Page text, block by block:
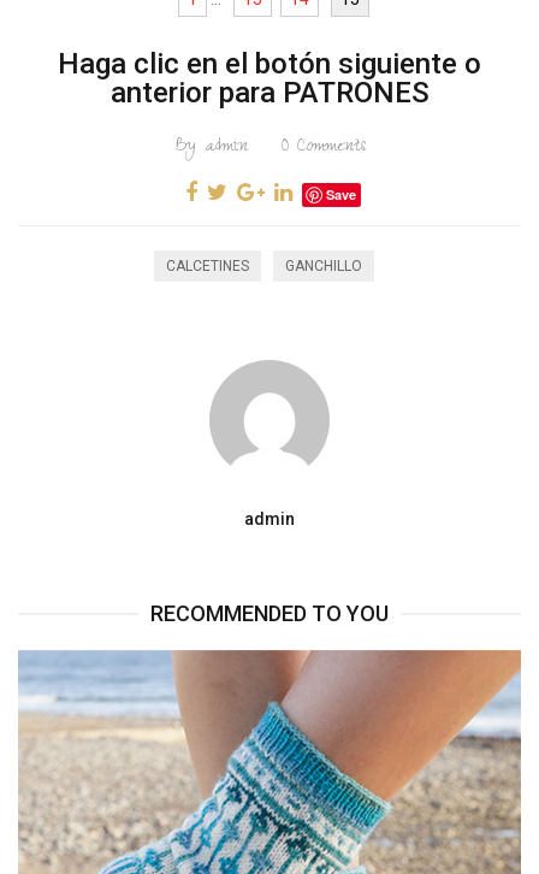
Haga clic en el botón siguiente o
anterior para PATRONES
By admin 0Comments
Save
CALCETINES GANCHILLO
admin
RECOMMENDED TO YOU